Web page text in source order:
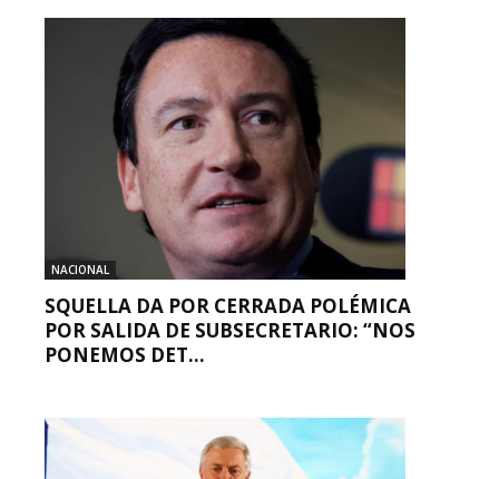
NACIONAL
SQUELLA DA POR CERRADA POLÉMICA
POR SALIDA DE SUBSECRETARIO: “NOS
PONEMOS DET...